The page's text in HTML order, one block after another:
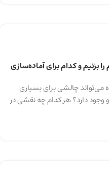
بزنیم و کدام برای آماده‌سازی
می‌تواند چالشی برای بسیاری
وجود دارد؟ هر کدام چه نقشی در